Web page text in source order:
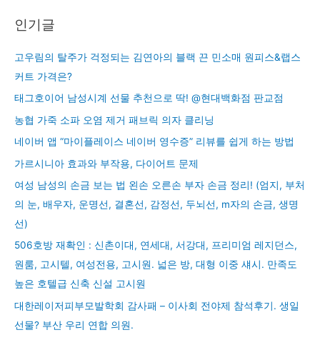
인기글
고우림의 탈주가 걱정되는 김연아의 블랙 끈 민소매 원피스&랩스
커트 가격은?
태그호이어 남성시계 선물 추천으로 딱! @현대백화점 판교점
농협 가죽 소파 오염 제거 패브릭 의자 클리닝
네이버 앱 “마이플레이스 네이버 영수증” 리뷰를 쉽게 하는 방법
가르시니아 효과와 부작용, 다이어트 문제
여성 남성의 손금 보는 법 왼손 오른손 부자 손금 정리! (엄지, 부처
의 눈, 배우자, 운명선, 결혼선, 감정선, 두뇌선, m자의 손금, 생명
선)
506호방 재확인 : 신촌이대, 연세대, 서강대, 프리미엄 레지던스,
원룸, 고시텔, 여성전용, 고시원. 넓은 방, 대형 이중 섀시. 만족도
높은 호텔급 신축 신설 고시원
대한레이저피부모발학회 감사패 – 이사회 전야제 참석후기. 생일
선물? 부산 우리 연합 의원.